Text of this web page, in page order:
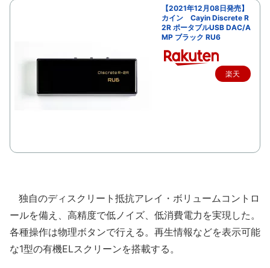
【2021年12月08日発売】
カイン Cayin Discrete R
2R ポータブルUSB DAC/A
MP ブラック RU6
楽天
独自のディスクリート抵抗アレイ・ボリュームコントロ
ールを備え、高精度で低ノイズ、低消費電力を実現した。
各種操作は物理ボタンで行える。再生情報などを表示可能
な1型の有機ELスクリーンを搭載する。